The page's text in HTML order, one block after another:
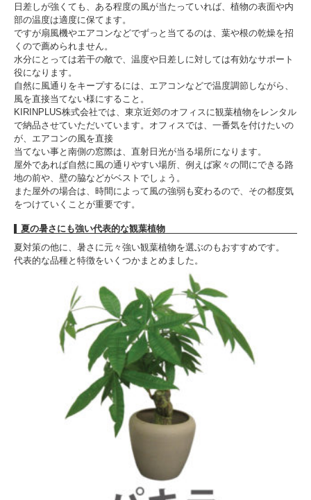
日差しが強くても、ある程度の風が当たっていれば、植物の表面や内
部の温度は適度に保てます。
ですが扇風機やエアコンなどでずっと当てるのは、葉や根の乾燥を招
くので薦められません。
水分にとっては若干の敵で、温度や日差しに対しては有効なサポート
役になります。
自然に風通りをキープするには、エアコンなどで温度調節しながら、
風を直接当てない様にすること。
KIRINPLUS株式会社では、東京近郊のオフィスに観葉植物をレンタル
で納品させていただいています。オフィスでは、一番気を付けたいの
が、エアコンの風を直接
当てない事と南側の窓際は、直射日光が当る場所になります。
屋外であれば自然に風の通りやすい場所、例えば家々の間にできる路
地の前や、壁の脇などがベストでしょう。
また屋外の場合は、時間によって風の強弱も変わるので、その都度気
をつけていくことが重要です。
夏の暑さにも強い代表的な観葉植物
夏対策の他に、暑さに元々強い観葉植物を選ぶのもおすすめです。
代表的な品種と特徴をいくつかまとめました。